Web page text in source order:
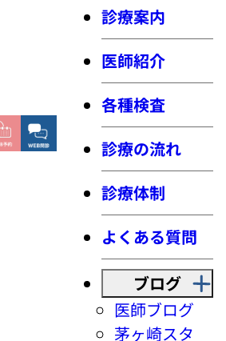
診療案内
医師紹介
各種検査
診療の流れ
診療体制
よくある質問
ブログ
医師ブログ
茅ヶ崎スタ